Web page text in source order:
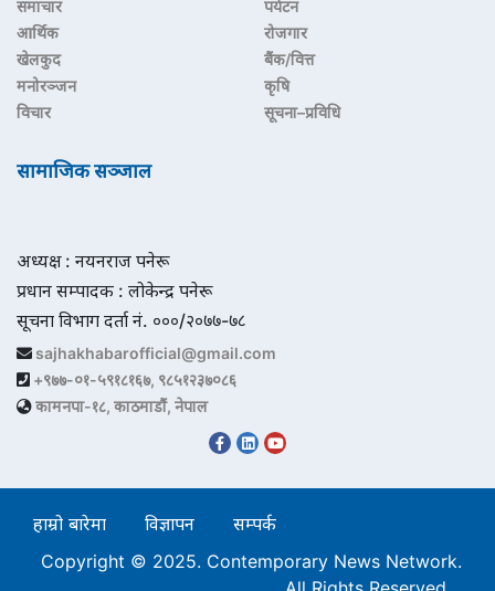
समाचार
आर्थिक
खेलकुद
मनोरञ्जन
विचार
पर्यटन
रोजगार
बैंक/वित्त
कृषि
सूचना–प्रविधि
सामाजिक सञ्जाल
अध्यक्ष : नयनराज पनेरू
प्रधान सम्पादक : लोकेन्द्र पनेरू
सूचना विभाग दर्ता नं. ०००/२०७७-७८
sajhakhabarofficial@gmail.com
+९७७-०१-५९१८१६७, ९८५१२३७०८६
कामनपा-१८, काठमाडौं, नेपाल
हाम्रो बारेमा विज्ञापन
सम्पर्क
Copyright © 2025. Contemporary News Network.